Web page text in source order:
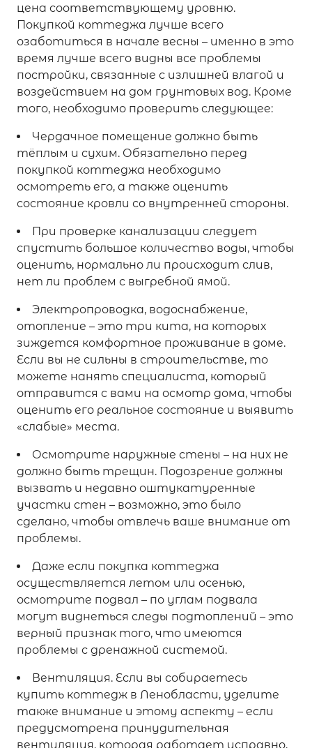
цена соответствующему уровню.
Покупкой коттеджа лучше всего
озаботиться в начале весны – именно в это
время лучше всего видны все проблемы
постройки, связанные с излишней влагой и
воздействием на дом грунтовых вод. Кроме
того, необходимо проверить следующее:
Чердачное помещение должно быть
тёплым и сухим. Обязательно перед
покупкой коттеджа необходимо
осмотреть его, а также оценить
состояние кровли со внутренней стороны.
При проверке канализации следует
спустить большое количество воды, чтобы
оценить, нормально ли происходит слив,
нет ли проблем с выгребной ямой.
Электропроводка, водоснабжение,
отопление – это три кита, на которых
зиждется комфортное проживание в доме.
Если вы не сильны в строительстве, то
можете нанять специалиста, который
отправится с вами на осмотр дома, чтобы
оценить его реальное состояние и выявить
«слабые» места.
Осмотрите наружные стены – на них не
должно быть трещин. Подозрение должны
вызвать и недавно оштукатуренные
участки стен – возможно, это было
сделано, чтобы отвлечь ваше внимание от
проблемы.
Даже если покупка коттеджа
осуществляется летом или осенью,
осмотрите подвал – по углам подвала
могут виднеться следы подтоплений – это
верный признак того, что имеются
проблемы с дренажной системой.
Вентиляция. Если вы собираетесь
купить коттедж в Ленобласти, уделите
также внимание и этому аспекту – если
предусмотрена принудительная
вентиляция, которая работает исправно,